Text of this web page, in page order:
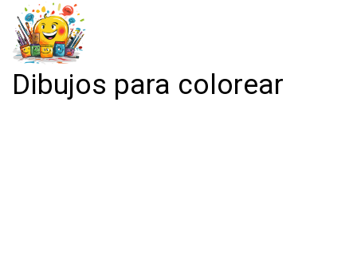
Dibujos para colorear